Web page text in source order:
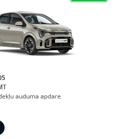
auduma apdare